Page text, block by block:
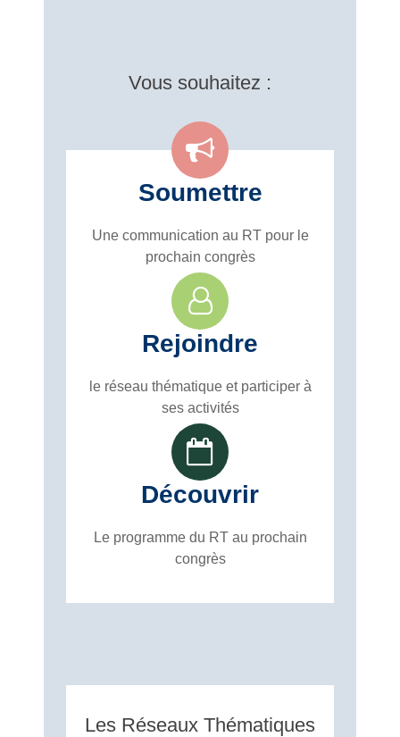
Vous souhaitez :
Soumettre
Une communication au RT pour le
prochain congrès
Rejoindre
le réseau thématique et participer à
ses activités
Découvrir
Le programme du RT au prochain
congrès
Les Réseaux Thématiques